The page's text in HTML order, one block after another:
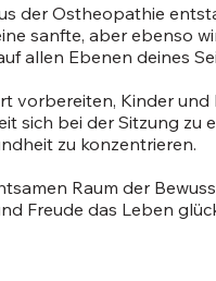
der Ostheopathie
sanfte, aber ebenso
allen Ebenen deines
vorbereiten, Kinder
sich bei der Sitzung zu
zu konzentrieren.
Raum der
Freude das Leben